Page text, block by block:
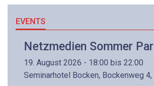
EVENTS
Netzmedien Sommer
19. August 2026 - 18:00 bis 22:00
Seminarhotel Bocken, Bockenweg